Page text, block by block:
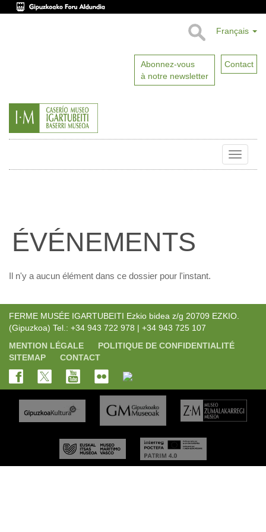
Français
Abonnez-vous
à notre newsletter
Contact
Toggle
ÉVÉNEMENTS
Il n'y a aucun élément dans ce dossier pour l'instant.
FERME MUSÉE IGARTUBEITI Ezkio bidea z/g 20709 EZKIO.
(Gipuzkoa) Tel.: +34 943 722 978 | +34 943 725 107
MENTION LÉGALE
POLITIQUE DE CONFIDENTIALITÉ
SITEMAP
CONTACT